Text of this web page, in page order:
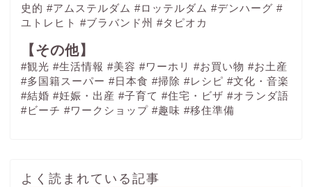
史的 #アムステルダム #ロッテルダム #デンハーグ #
ユトレヒト #ブラバンド州 #タピオカ
【その他】
#観光 #生活情報 #美容 #ワーホリ #お買い物 #お土産
#多国籍スーパー #日本食 #掃除 #レシピ #文化・音楽
#結婚 #妊娠・出産 #子育て #住宅・ビザ #オランダ語
#ビーチ #ワークショップ #趣味 #移住準備
よく読まれている記事